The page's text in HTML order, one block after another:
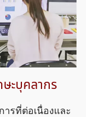
ะบุคลากร
รที่ต่อเนื่องและ